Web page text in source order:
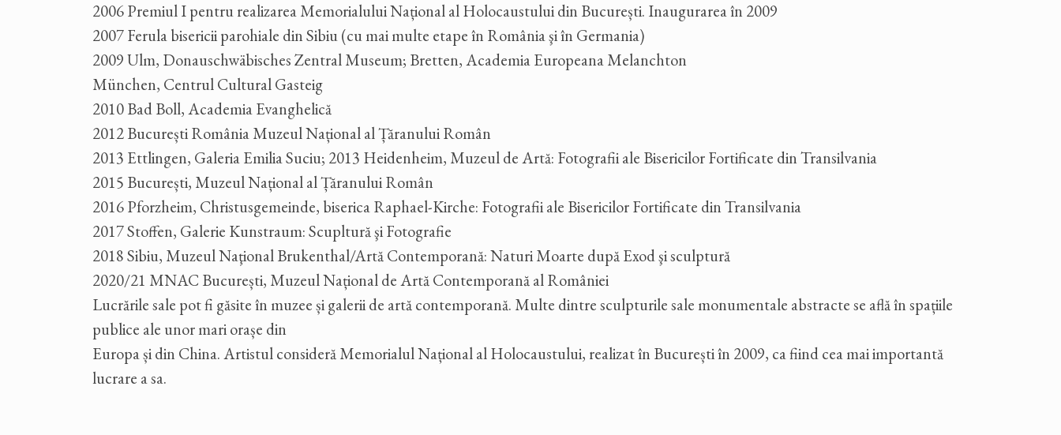
2006 Premiul I pentru realizarea Memorialului Național al Holocaustului din București. Inaugurarea în 2009
2007 Ferula bisericii parohiale din Sibiu (cu mai multe etape în România şi în Germania)
2009 Ulm, Donauschwäbisches Zentral Museum; Bretten, Academia Europeana Melanchton
München, Centrul Cultural Gasteig
2010 Bad Boll, Academia Evanghelică
2012 București România Muzeul Național al Țăranului Român
2013 Ettlingen, Galeria Emilia Suciu; 2013 Heidenheim, Muzeul de Artă: Fotografii ale Bisericilor Fortificate din Transilvania
2015 București, Muzeul Național al Țăranului Român
2016 Pforzheim, Christusgemeinde, biserica Raphael-Kirche: Fotografii ale Bisericilor Fortificate din Transilvania
2017 Stoffen, Galerie Kunstraum: Scupltură şi Fotografie
2018 Sibiu, Muzeul Naţional Brukenthal/Artă Contemporană: Naturi Moarte după Exod şi sculptură
2020/21 MNAC București, Muzeul Național de Artă Contemporană al României
Lucrările sale pot fi găsite în muzee și galerii de artă contemporană. Multe dintre sculpturile sale monumentale abstracte se află în spațiile
publice ale unor mari orașe din
Europa și din China. Artistul consideră Memorialul Național al Holocaustului, realizat în București în 2009, ca fiind cea mai importantă
lucrare a sa.